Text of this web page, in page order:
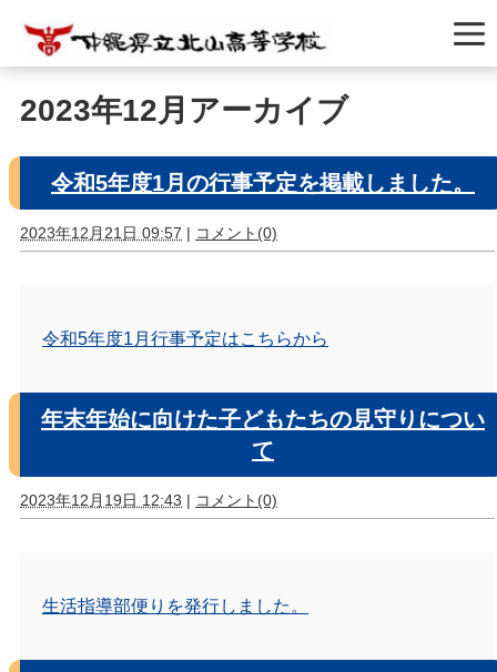
2023年12月アーカイブ
令和5年度1月の行事予定を掲載しました。
2023年12月21日 09:57 | コメント(0)
令和5年度1月行事予定はこちらから
年末年始に向けた子どもたちの見守りについ
て
2023年12月19日 12:43 | コメント(0)
生活指導部便りを発行しました。